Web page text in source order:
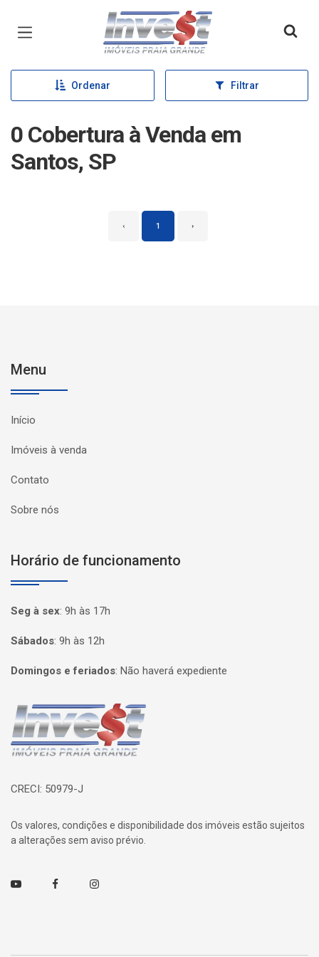
Página inicial
Ordenar Filtrar
0 Cobertura à Venda em
Santos, SP
‹ 1 ›
Menu
Início
Imóveis à venda
Contato
Sobre nós
Horário de funcionamento
Seg à sex: 9h às 17h
Sábados: 9h às 12h
Domingos e feriados: Não haverá expediente
Página inicial
CRECI: 50979-J
Os valores, condições e disponibilidade dos imóveis estão sujeitos
a alterações sem aviso prévio.
Youtube FacebookInstagram